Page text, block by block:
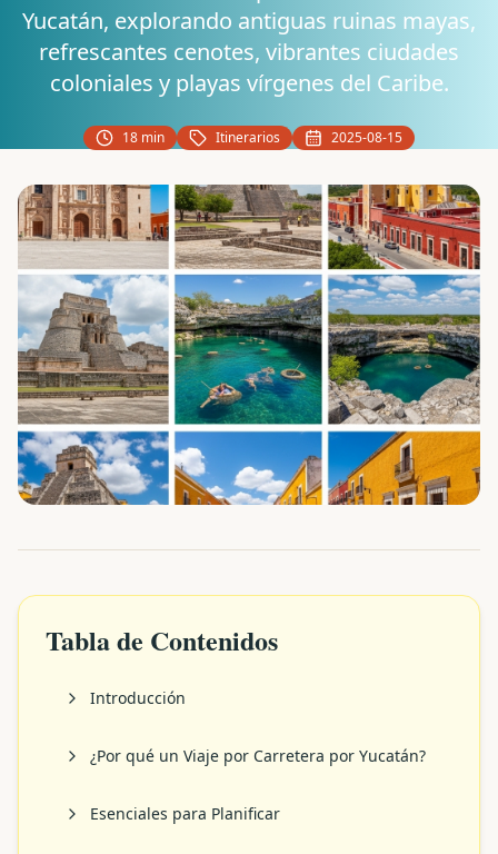
Yucatán, explorando antiguas ruinas mayas,
refrescantes cenotes, vibrantes ciudades
coloniales y playas vírgenes del Caribe.
18 min Itinerarios 2025-08-15
Tabla de Contenidos
Introducción
¿Por qué un Viaje por Carretera por Yucatán?
Esenciales para Planificar